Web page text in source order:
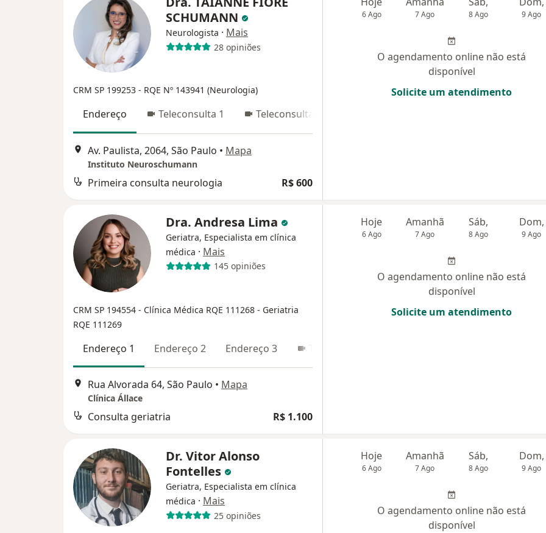
SCHUMANN
Neurologista · Mais
28 opiniões
CRM SP 199253 - RQE Nº 143941 (Neurologia)
Endereço Teleconsulta 1 Teleconsulta 2
Av. Paulista, 2064, São Paulo • Mapa
Instituto Neuroschumann
Primeira consulta neurologia R$ 600
6 Ago 7 Ago 8 Ago 9 Ago
O agendamento online não está
disponível
Solicite um atendimento
Dra. Andresa Lima
Geriatra, Especialista em clínica
médica · Mais
145 opiniões
CRM SP 194554 - Clínica Médica RQE 111268 - Geriatria
RQE 111269
Endereço 1 Endereço 2 Endereço 3 Teleconsulta
Rua Alvorada 64, São Paulo • Mapa
Clínica Állace
Consulta geriatria R$ 1.100
Hoje
6 Ago
Amanhã
7 Ago
Sáb,
8 Ago
Dom,
9 Ago
O agendamento online não está
disponível
Solicite um atendimento
Dr. Vitor Alonso
Fontelles
Geriatra, Especialista em clínica
médica · Mais
25 opiniões
Hoje
6 Ago
Amanhã
7 Ago
Sáb,
8 Ago
Dom,
9 Ago
O agendamento online não está
disponível